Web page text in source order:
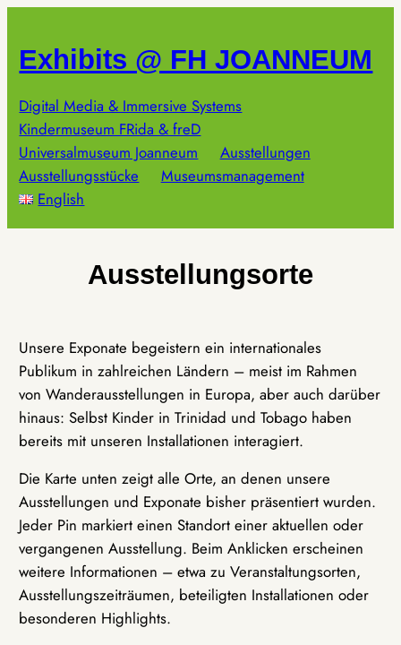
springen
Exhibits @ FH JOANNEUM
Digital Media & Immersive Systems
Kindermuseum FRida & freD
Universalmuseum Joanneum
Ausstellungen
Ausstellungsstücke
Museumsmanagement
English
Ausstellungsorte
Unsere Exponate begeistern ein internationales
Publikum in zahlreichen Ländern – meist im Rahmen
von Wanderausstellungen in Europa, aber auch darüber
hinaus: Selbst Kinder in Trinidad und Tobago haben
bereits mit unseren Installationen interagiert.
Die Karte unten zeigt alle Orte, an denen unsere
Ausstellungen und Exponate bisher präsentiert wurden.
Jeder Pin markiert einen Standort einer aktuellen oder
vergangenen Ausstellung. Beim Anklicken erscheinen
weitere Informationen – etwa zu Veranstaltungsorten,
Ausstellungszeiträumen, beteiligten Installationen oder
besonderen Highlights.